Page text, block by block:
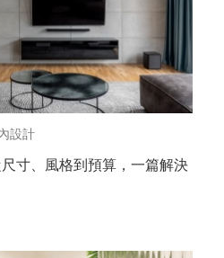
設計
寸、風格到預算，一篇解決